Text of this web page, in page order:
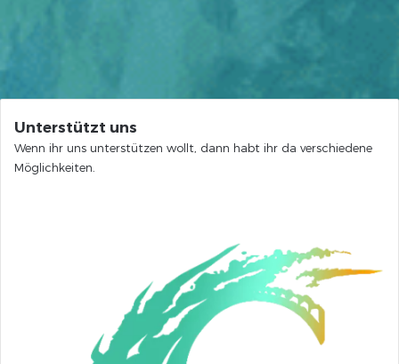
Unterstützt uns
Wenn ihr uns unterstützen wollt, dann habt ihr da verschiedene
Möglichkeiten.